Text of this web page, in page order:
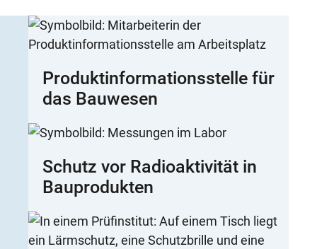
Produktinformationsstelle für
das Bauwesen
Schutz vor Radioaktivität in
Bauprodukten